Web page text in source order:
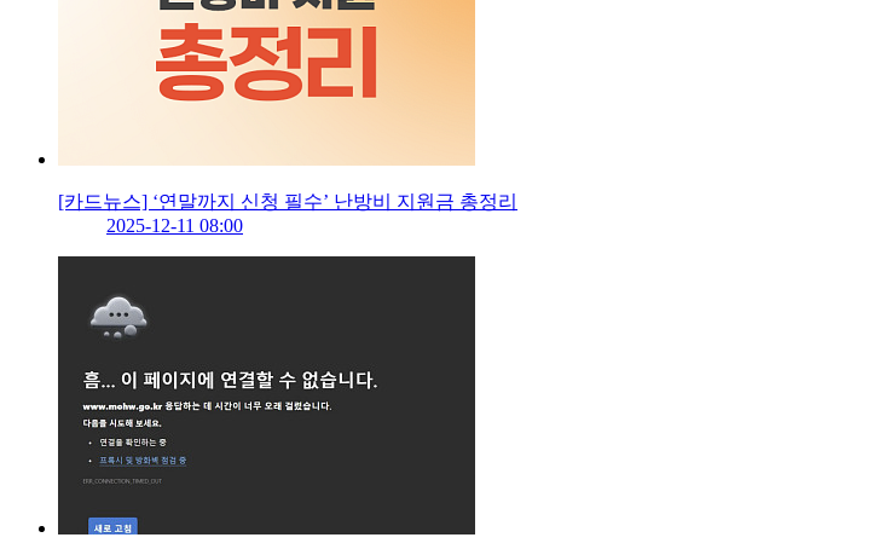
[카드뉴스] ‘연말까지 신청 필수’ 난방비 지원금 총정리
2025-12-11 08:00